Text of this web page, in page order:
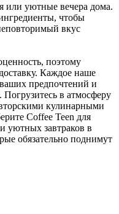
или уютные вечера дома.
чтобы
вкус
поэтому
Каждое наше
предпочтений и
Погрузитесь в атмосферу
кулинарными
Coffee Teen для
уютных завтраков в
обязательно поднимут